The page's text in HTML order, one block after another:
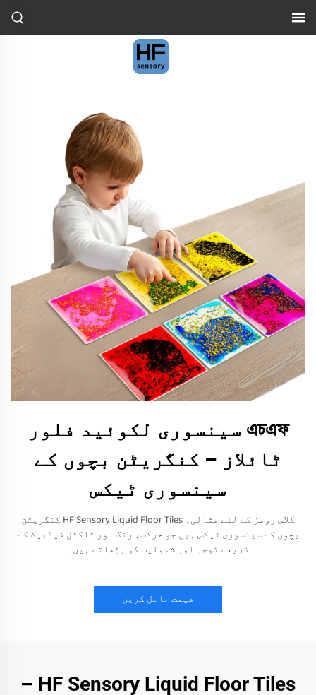
এচএফ سینسوری لکوئيد فلور
ٹائلاز – کنگریٹن بچوں کے
سینسوری ٹیکس
کلاس رومز کے لئے مثالی، HF Sensory Liquid Floor Tiles کنگریٹن
بچوں کے سینسوری ٹیکس ہیں جو حرکت، رنگ اور ٹاکٹل فیڈبیک کے
ذریعے توجہ اور شمولیت کو بڑھاتے ہیں۔
قیمت حاصل کریں
HF Sensory Liquid Floor Tiles –